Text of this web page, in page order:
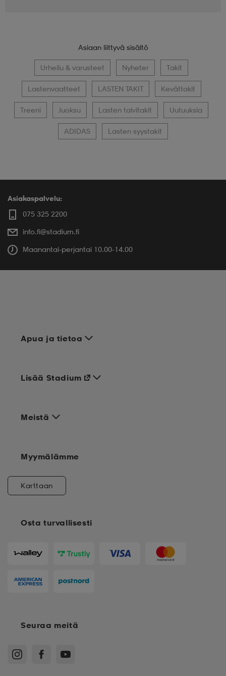
Asiaan liittyvä sisältö
Urheilu & varusteet Nyheter Takit
Lastenvaatteet LASTEN TAKIT Kevättakit
Treeni Juoksu Lasten talvitakit Uutuuksia
ADIDAS Lasten syystakit
Asiakaspalvelu:
075 325 2200
info.fi@stadium.fi
Maanantai-perjantai 10.00-14.00
Apua ja tietoa
Meistä
Osta turvallisesti
Lisää Stadium
Myymälämme
Karttaan
Seuraa meitä